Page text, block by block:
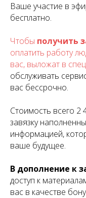
Ваше участие в
бесплатно.
Чтобы получить
оплатить работу
вас, выложат в
обслуживать
вас бессрочно.
Стоимость всего 2
завязку
информацией,
ваше будущее.
В дополнение к
доступ к
вас в качестве